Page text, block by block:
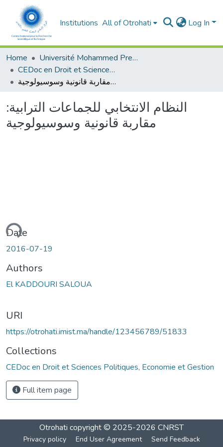
Institutions All of Otrohati Log In
Home
Université Mohammed Premier - Oujda
CEDoc en Droit et Sciences Politiques, Economie et Gestion
النظام الانتخابي للجماعات الترابية: مقاربة قانونية وسوسيولوجية
النظام الانتخابي للجماعات الترابية:
مقاربة قانونية وسوسيولوجية
Date
2016-07-19
Authors
El KADDOURI SALOUA
URI
https://otrohati.imist.ma/handle/123456789/51833
Collections
CEDoc en Droit et Sciences Politiques, Economie et Gestion
Full item page
Otrohati copyright © 2025-2026 CNRST
Privacy policy End User Agreement Send Feedback